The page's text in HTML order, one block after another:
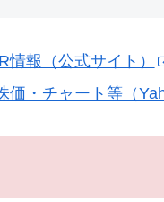
報（公式サイト）
・チャート等（